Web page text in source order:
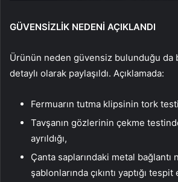
GÜVENSİZLİK NEDENİ AÇIKLANDI
Ürünün neden güvensiz bulunduğu da
detaylı olarak paylaşıldı. Açıklamada:
Fermuarın tutma klipsinin tork testi
Tavşanın gözlerinin çekme
ayrıldığı,
Çanta saplarındaki metal bağlantı
şablonlarında çıkıntı yaptığı